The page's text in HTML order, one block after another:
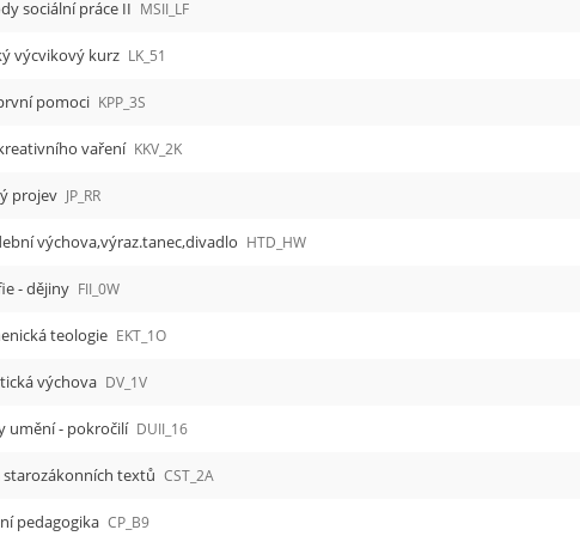
sociální práce II MSII_LF
výcvikový kurz LK_51
pomoci KPP_3S
vaření KKV_2K
projev JP_RR
výchova,výraz.tanec,divadlo HTD_HW
- dějiny FII_0W
teologie EKT_1O
výchova DV_1V
umění - pokročilí DUII_16
starozákonních textů CST_2A
pedagogika CP_B9